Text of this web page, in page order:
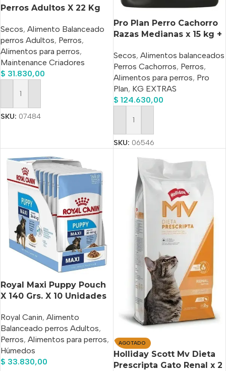
Perros Adultos X 22 Kg
Secos, Alimento Balanceado
perros Adultos, Perros,
Alimentos para perros,
Maintenance Criadores
$ 31.830,00
Añadir Al Carrito
SKU: 07484
Pro Plan Perro Cachorro
Razas Medianas x 15 kg +
Secos, Alimentos balanceados
Perros Cachorros, Perros,
Alimentos para perros, Pro
Plan, KG EXTRAS
$ 124.630,00
Añadir Al Carrito
SKU: 06546
Royal Maxi Puppy Pouch
X 140 Grs. X 10 Unidades
Royal Canin, Alimento
Balanceado perros Adultos,
Perros, Alimentos para perros,
Húmedos
$ 33.830,00
AGOTADO
Holliday Scott Mv Dieta
Prescripta Gato Renal x 2